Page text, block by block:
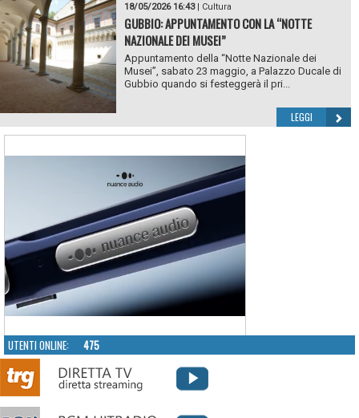
18/05/2026 16:43| Cultura
GUBBIO: APPUNTAMENTO CON LA “NOTTE
NAZIONALE DEI MUSEI”
Appuntamento della “Notte Nazionale dei
Musei”, sabato 23 maggio, a Palazzo Ducale di
Gubbio quando si festeggerà il pri...
LEGGI
UTENTI ONLINE: 475